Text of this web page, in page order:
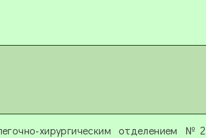
хирургическим отделением №2